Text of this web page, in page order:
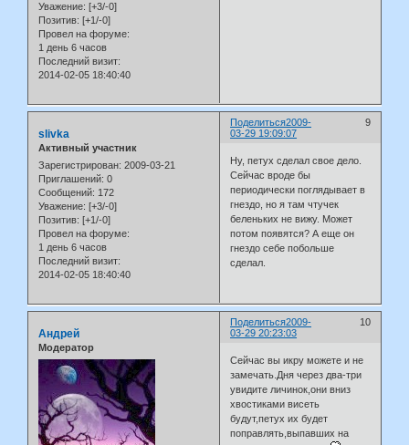
Уважение: [+3/-0]
Позитив: [+1/-0]
Провел на форуме:
1 день 6 часов
Последний визит:
2014-02-05 18:40:40
Поделиться 9
2009-
03-29 19:09:07
slivka
Активный участник
Зарегистрирован: 2009-03-21
Приглашений: 0
Сообщений: 172
Уважение: [+3/-0]
Позитив: [+1/-0]
Провел на форуме:
1 день 6 часов
Последний визит:
2014-02-05 18:40:40
Ну, петух сделал свое дело.
Сейчас вроде бы
периодически поглядывает в
гнездо, но я там чтучек
беленьких не вижу. Может
потом появятся? А еще он
гнездо себе побольше
сделал.
Поделиться 10
2009-
03-29 20:23:03
Андрей
Модератор
Сейчас вы икру можете и не
замечать.Дня через два-три
увидите личинок,они вниз
хвостиками висеть
будут,петух их будет
поправлять,выпавших на